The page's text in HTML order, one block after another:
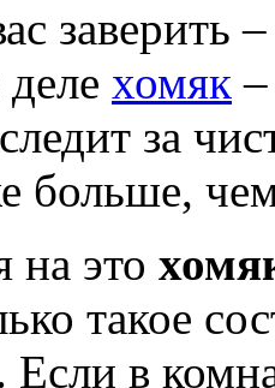
заверить
хомяк
за
больше,
на это
такое
Если в